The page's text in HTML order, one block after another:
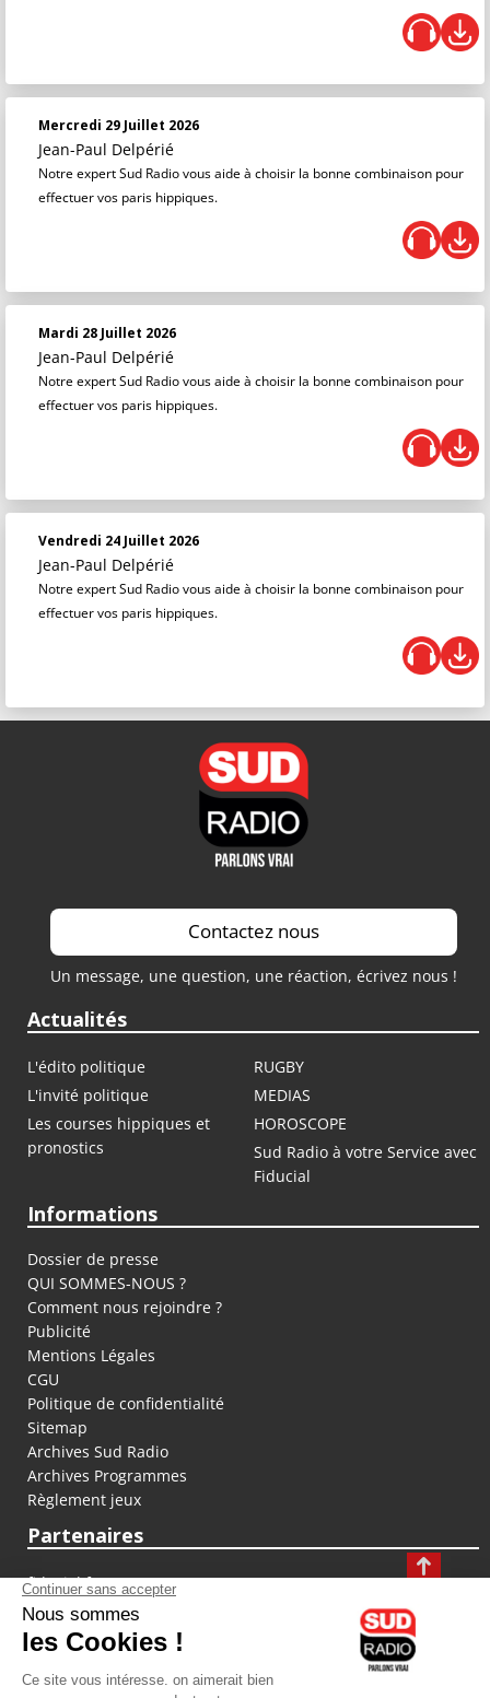
Mercredi 29 Juillet 2026
Jean-Paul Delpérié
Notre expert Sud Radio vous aide à choisir la bonne combinaison pour
effectuer vos paris hippiques.
Mardi 28 Juillet 2026
Jean-Paul Delpérié
Notre expert Sud Radio vous aide à choisir la bonne combinaison pour
effectuer vos paris hippiques.
Vendredi 24 Juillet 2026
Jean-Paul Delpérié
Notre expert Sud Radio vous aide à choisir la bonne combinaison pour
effectuer vos paris hippiques.
Contactez nous
Un message, une question, une réaction, écrivez nous !
Actualités
L'édito politique
RUGBY
L'invité politique
MEDIAS
Les courses hippiques et
pronostics
HOROSCOPE
Sud Radio à votre Service avec
Fiducial
Informations
Dossier de presse
QUI SOMMES-NOUS ?
Comment nous rejoindre ?
Publicité
Mentions Légales
CGU
Politique de confidentialité
Sitemap
Archives Sud Radio
Archives Programmes
Règlement jeux
Partenaires
fiducial.fr
lyoncapitale.fr
olympique-et-lyonnais.com
L'application Iphone / Android